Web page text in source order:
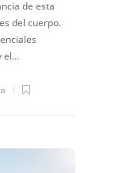
de esta
del cuerpo.
el…